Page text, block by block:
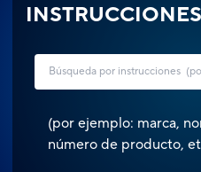
(por ejemplo: marca,
número de producto,